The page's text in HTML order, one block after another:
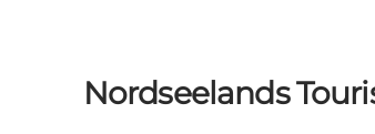
Nordseelands